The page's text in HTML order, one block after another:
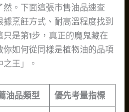
。下面這張市售油品速查
烹飪方式、耐高溫程度找到
只是第1步，真正的魔鬼藏在
如何從同樣是植物油的品項
王」。
油品類型 優先考量指標